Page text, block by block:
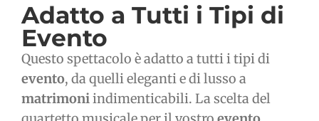
Adatto a Tutti i Tipi di
Evento
Questo spettacolo è adatto a tutti i tipi di
evento, da quelli eleganti e di lusso a
matrimoniindimenticabili. La scelta del